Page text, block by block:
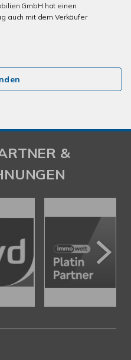
GmbH hat einen
auch mit dem Verkäufer
&